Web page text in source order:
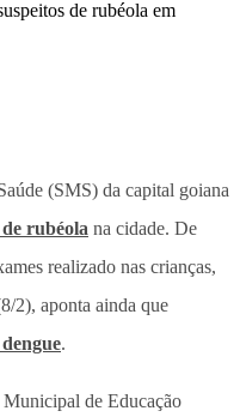
(SMS) da capital goiana
rubéola na cidade. De
realizado nas crianças,
2), aponta ainda que
.
de Educação